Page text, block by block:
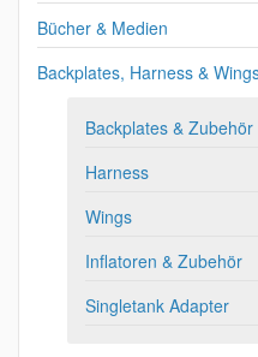
Bücher & Medien
Backplates, Harness &
Backplates & Zubehör
Harness
Wings
Inflatoren & Zubehör
Singletank Adapter